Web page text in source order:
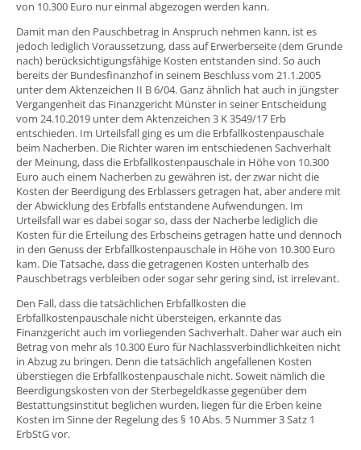
von 10.300 Euro nur einmal abgezogen werden kann.
Damit man den Pauschbetrag in Anspruch nehmen kann, ist es
jedoch lediglich Voraussetzung, dass auf Erwerberseite (dem Grunde
nach) berücksichtigungsfähige Kosten entstanden sind. So auch
bereits der Bundesfinanzhof in seinem Beschluss vom 21.1.2005
unter dem Aktenzeichen II B 6/04. Ganz ähnlich hat auch in jüngster
Vergangenheit das Finanzgericht Münster in seiner Entscheidung
vom 24.10.2019 unter dem Aktenzeichen 3 K 3549/17 Erb
entschieden. Im Urteilsfall ging es um die Erbfallkostenpauschale
beim Nacherben. Die Richter waren im entschiedenen Sachverhalt
der Meinung, dass die Erbfallkostenpauschale in Höhe von 10.300
Euro auch einem Nacherben zu gewähren ist, der zwar nicht die
Kosten der Beerdigung des Erblassers getragen hat, aber andere mit
der Abwicklung des Erbfalls entstandene Aufwendungen. Im
Urteilsfall war es dabei sogar so, dass der Nacherbe lediglich die
Kosten für die Erteilung des Erbscheins getragen hatte und dennoch
in den Genuss der Erbfallkostenpauschale in Höhe von 10.300 Euro
kam. Die Tatsache, dass die getragenen Kosten unterhalb des
Pauschbetrags verbleiben oder sogar sehr gering sind, ist irrelevant.
Den Fall, dass die tatsächlichen Erbfallkosten die
Erbfallkostenpauschale nicht übersteigen, erkannte das
Finanzgericht auch im vorliegenden Sachverhalt. Daher war auch ein
Betrag von mehr als 10.300 Euro für Nachlassverbindlichkeiten nicht
in Abzug zu bringen. Denn die tatsächlich angefallenen Kosten
überstiegen die Erbfallkostenpauschale nicht. Soweit nämlich die
Beerdigungskosten von der Sterbegeldkasse gegenüber dem
Bestattungsinstitut beglichen wurden, liegen für die Erben keine
Kosten im Sinne der Regelung des § 10 Abs. 5 Nummer 3 Satz 1
ErbStG vor.